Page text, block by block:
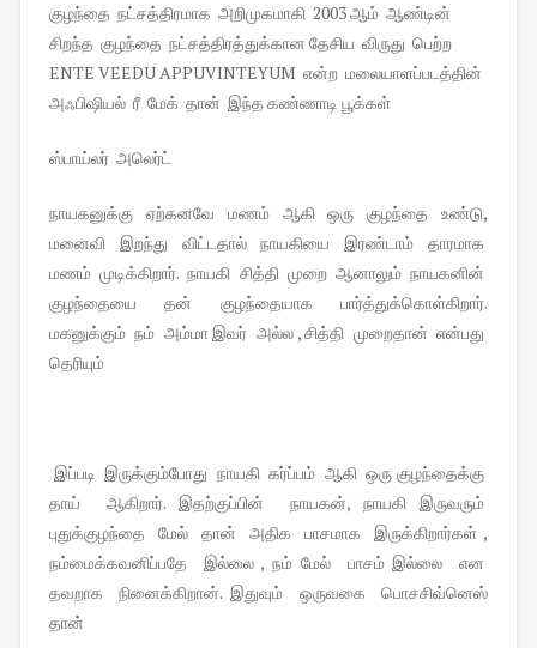
குழந்தை நட்சத்திரமாக அறிமுகமாகி 2003 ஆம் ஆண்டின்
சிறந்த குழந்தை நட்சத்திரத்துக்கான தேசிய விருது பெற்ற
ENTE VEEDU APPUVINTEYUM என்ற மலையாளப்படத்தின்
அஃபிஷியல் ரீ மேக் தான் இந்த கண்ணாடி பூக்கள்
ஸ்பாய்லர் அலெர்ட்
நாயகனுக்கு ஏற்கனவே மணம் ஆகி ஒரு குழந்தை உண்டு,
மனைவி இறந்து விட்டதால் நாயகியை இரண்டாம் தாரமாக
மணம் முடிக்கிறார். நாயகி சித்தி முறை ஆனாலும் நாயகனின்
குழந்தையை தன் குழந்தையாக பார்த்துக்கொள்கிறார்.
மகனுக்கும் நம் அம்மா இவர் அல்ல , சித்தி முறைதான் என்பது
தெரியும்
இப்படி இருக்கும்போது நாயகி கர்ப்பம் ஆகி ஒரு குழந்தைக்கு
தாய் ஆகிறார். இதற்குப்பின் நாயகன், நாயகி இருவரும்
புதுக்குழந்தை மேல் தான் அதிக பாசமாக இருக்கிறார்கள் ,
நம்மைக்கவனிப்பதே இல்லை , நம் மேல் பாசம் இல்லை என
தவறாக நினைக்கிறான். இதுவும் ஒருவகை பொசசிவ்னெஸ்
தான்